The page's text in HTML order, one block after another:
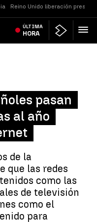
Reino Unido liberación presos
ÚLTIMA
HORA
pasan
al año
de la
que las redes
como las
de televisión
como el
para